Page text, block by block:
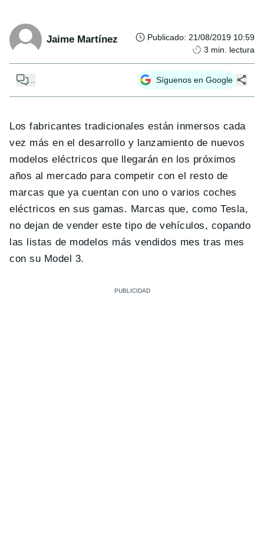
Jaime Martínez Publicado: 21/08/2019 10:59
3 min. lectura
Síguenos en Google
Los fabricantes tradicionales están inmersos cada
vez más en el desarrollo y lanzamiento de nuevos
modelos eléctricos que llegarán en los próximos
años al mercado para competir con el resto de
marcas que ya cuentan con uno o varios coches
eléctricos en sus gamas. Marcas que, como Tesla,
no dejan de vender este tipo de vehículos, copando
las listas de modelos más vendidos mes tras mes
con su Model 3.